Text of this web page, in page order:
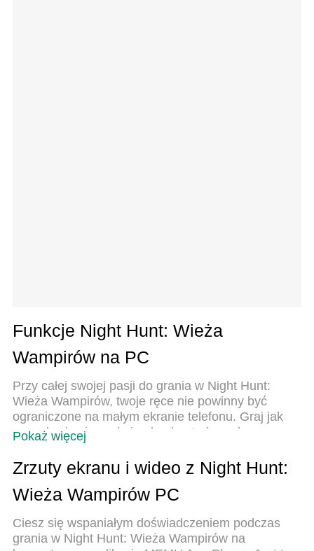
Funkcje Night Hunt: Wieża
Wampirów na PC
Przy całej swojej pasji do grania w Night Hunt:
Wieża Wampirów, twoje ręce nie powinny być
ograniczone na małym ekranie telefonu. Graj jak
zawodowiec i uzyskaj pełną kontrolę nad grą za
pomocą klawiatury i myszy. MEmu oferuje ci
wszystko, czego oczekujesz. Pobierz i graj Night
Hunt: Wieża Wampirów na PC. Graj tak długo, jak
chcesz, bez ograniczeń baterii, danych
nowy MEmu 9 to najlepszy wybór do grania w Night
Hunt: Wieża Wampirów na PC. Przygotowany
Pokaż więcej
Zrzuty ekranu i wideo z Night Hunt:
Wieża Wampirów PC
Ciesz się wspaniałym doświadczeniem podczas
grania w Night Hunt: Wieża Wampirów na